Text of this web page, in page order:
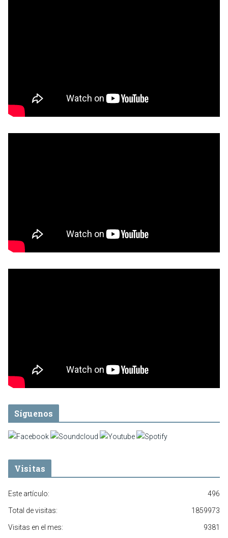
Síguenos
Visitas
496
Este artículo:
1859973
Total de visitas:
9381
Visitas en el mes: